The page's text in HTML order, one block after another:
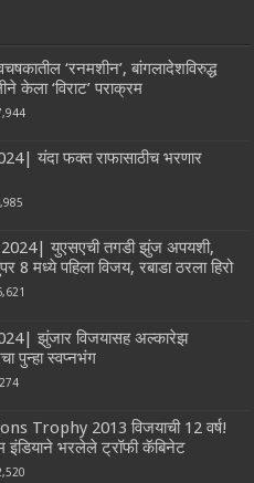
‘रनमशीन’, बांगलादेशविरुद्ध
केला ‘विराट’ पराक्रम
यंदा फक्त राफासाठीच भरणार
युएसएची तगडी झुंज अपयशी,
8 मध्ये पहिला विजय, रबाडा ठरला हिरो
झुंजार विजयासह अल्कारेझ
पुन्हा स्वप्नभंग
Trophy 2013 विजयाची 12 वर्ष!
इंडियाने भरलेले ट्रॉफी कॅबिनेट